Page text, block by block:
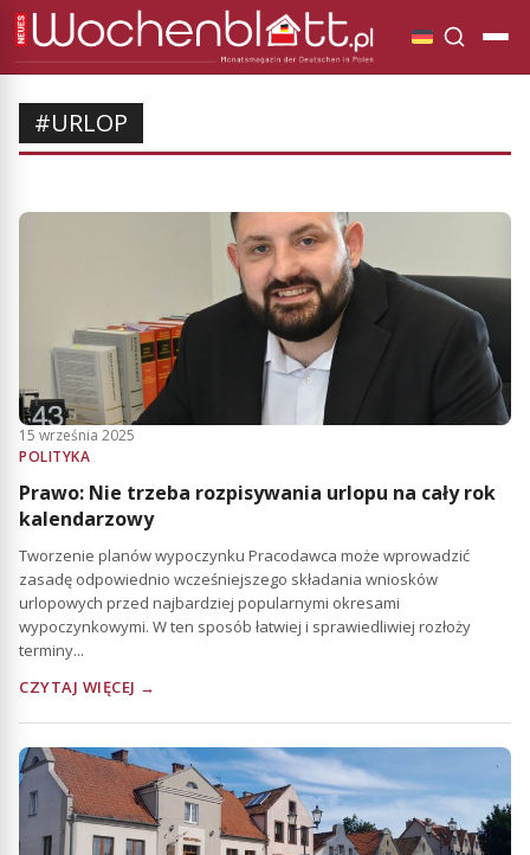
#URLOP
15 września 2025
POLITYKA
Prawo: Nie trzeba rozpisywania urlopu na cały rok
kalendarzowy
Tworzenie planów wypoczynku Pracodawca może wprowadzić
zasadę odpowiednio wcześniejszego składania wniosków
urlopowych przed najbardziej popularnymi okresami
wypoczynkowymi. W ten sposób łatwiej i sprawiedliwiej rozłoży
terminy...
CZYTAJ WIĘCEJ →